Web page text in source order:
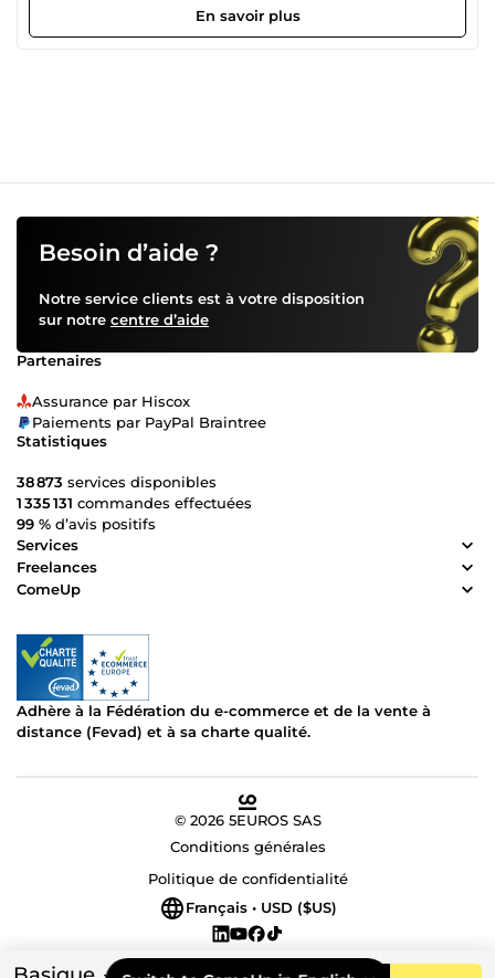
publicités, diffusion…). J’ai ainsi pu apprendre dans de
nombreux domaines (marketing digital, réseaux sociaux,
En savoir plus
Besoin d’aide ?
Notre service clients est à votre disposition
sur notre centre d’aide
Partenaires
Assurance par Hiscox
Paiements par PayPal Braintree
Statistiques
38 873 services disponibles
1 335 131 commandes effectuées
99 % d’avis positifs
Services
Freelances
ComeUp
Adhère à la Fédération du e-commerce et de la vente à
distance (Fevad) et à sa charte qualité.
© 2026 5EUROS SAS
Conditions générales
Politique de confidentialité
Français • USD ($US)